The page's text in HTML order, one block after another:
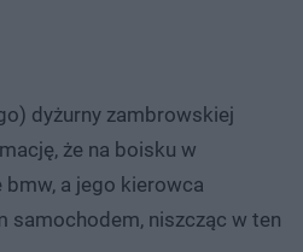
dyżurny zambrowskiej
że na boisku w
bmw, a jego kierowca
samochodem, niszcząc w ten